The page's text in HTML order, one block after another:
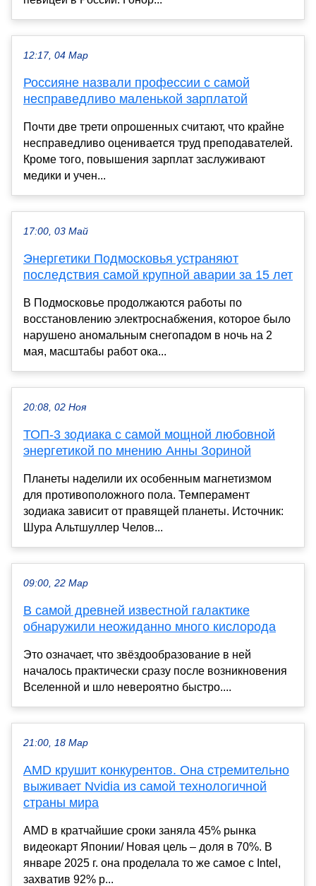
12:17, 04 Мар
Россияне назвали профессии с самой
несправедливо маленькой зарплатой
Почти две трети опрошенных считают, что крайне
несправедливо оценивается труд преподавателей.
Кроме того, повышения зарплат заслуживают
медики и учен...
17:00, 03 Май
Энергетики Подмосковья устраняют
последствия самой крупной аварии за 15 лет
В Подмосковье продолжаются работы по
восстановлению электроснабжения, которое было
нарушено аномальным снегопадом в ночь на 2
мая, масштабы работ ока...
20:08, 02 Ноя
ТОП-3 зодиака с самой мощной любовной
энергетикой по мнению Анны Зориной
Планеты наделили их особенным магнетизмом
для противоположного пола. Темперамент
зодиака зависит от правящей планеты. Источник:
Шура Альтшуллер Челов...
09:00, 22 Мар
В самой древней известной галактике
обнаружили неожиданно много кислорода
Это означает, что звёздообразование в ней
началось практически сразу после возникновения
Вселенной и шло невероятно быстро....
21:00, 18 Мар
AMD крушит конкурентов. Она стремительно
выживает Nvidia из самой технологичной
страны мира
AMD в кратчайшие сроки заняла 45% рынка
видеокарт Японии/ Новая цель – доля в 70%. В
январе 2025 г. она проделала то же самое с Intel,
захватив 92% р...